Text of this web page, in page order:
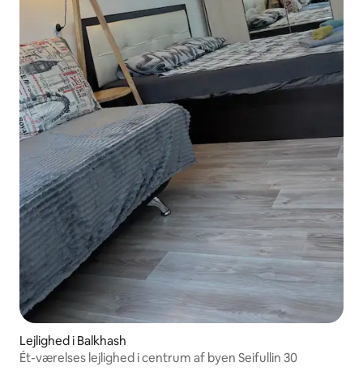
Lejlighed i Balkhash
Ét-værelses lejlighed i centrum af byen Seifullin 30